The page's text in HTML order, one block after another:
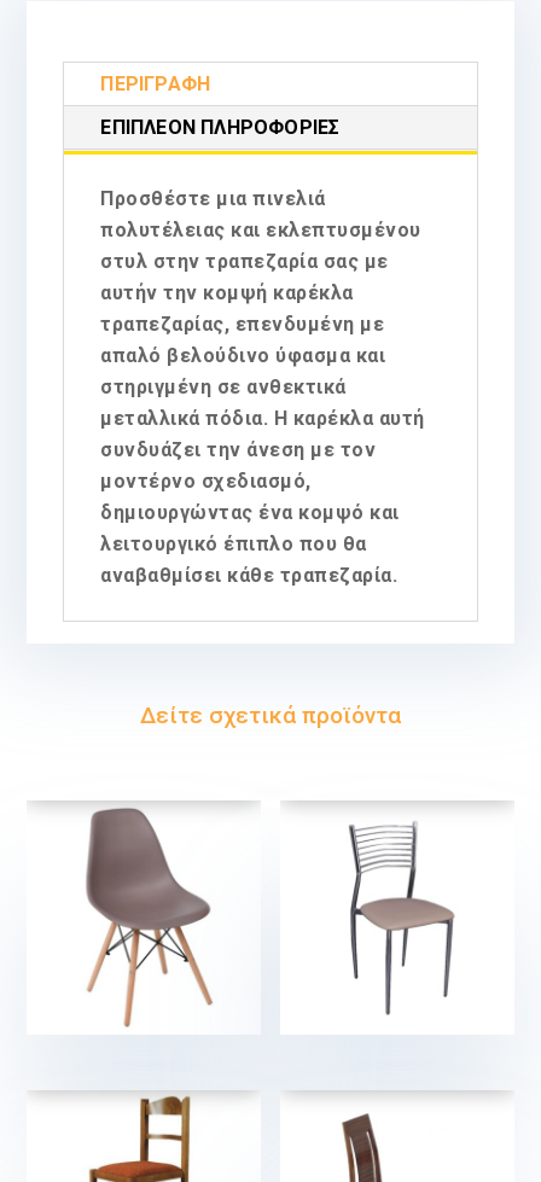
ΠΕΡΙΓΡΑΦΉ
ΕΠΙΠΛΈΟΝ ΠΛΗΡΟΦΟΡΊΕΣ
Προσθέστε μια πινελιά
πολυτέλειας και εκλεπτυσμένου
στυλ στην τραπεζαρία σας με
αυτήν την κομψή καρέκλα
τραπεζαρίας, επενδυμένη με
απαλό βελούδινο ύφασμα και
στηριγμένη σε ανθεκτικά
μεταλλικά πόδια. Η καρέκλα αυτή
συνδυάζει την άνεση με τον
μοντέρνο σχεδιασμό,
δημιουργώντας ένα κομψό και
λειτουργικό έπιπλο που θα
αναβαθμίσει κάθε τραπεζαρία.
Δείτε σχετικά προϊόντα